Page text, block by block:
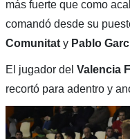
más fuerte que como
comandó desde su
Comunitaty Pablo
El jugador del Valencia
recortó para adentro y